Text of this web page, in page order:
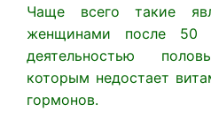
Чаще всего такие
женщинами после 50
деятельностью
которым недостает
гормонов.